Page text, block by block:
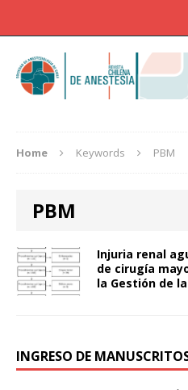
Home Keywords PBM
PBM
Injuria renal
de cirugía
la Gestión de
INGRESO DE